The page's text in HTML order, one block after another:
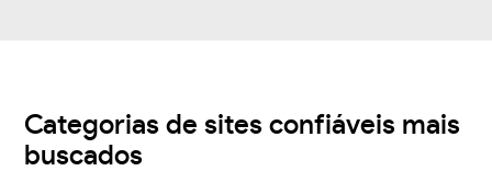
Categorias de sites confiáveis mais
buscados